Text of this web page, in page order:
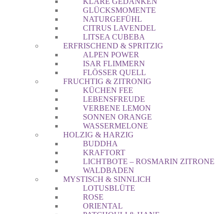
GLÜCKSMOMENTE
NATURGEFÜHL
CITRUS LAVENDEL
LITSEA CUBEBA
ERFRISCHEND & SPRITZIG
ALPEN POWER
ISAR FLIMMERN
FLÖSSER QUELL
FRUCHTIG & ZITRONIG
KÜCHEN FEE
LEBENSFREUDE
VERBENE LEMON
SONNEN ORANGE
WASSERMELONE
HOLZIG & HARZIG
BUDDHA
KRAFTORT
LICHTBOTE – ROSMARIN ZITRONE
WALDBADEN
MYSTISCH & SINNLICH
LOTUSBLÜTE
ROSE
ORIENTAL